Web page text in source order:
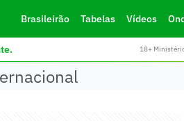
Brasileirão Tabelas Vídeos
18+